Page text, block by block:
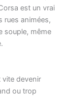
est un vrai
rues animées,
souple, même
vite devenir
ou trop